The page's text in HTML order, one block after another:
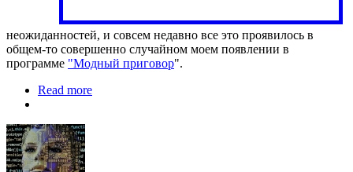
неожиданностей, и совсем недавно все это проявилось в
общем-то совершенно случайном моем появлении в
программе "Модный приговор".
Read more